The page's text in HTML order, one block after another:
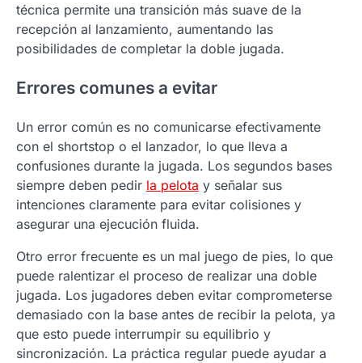
técnica permite una transición más suave de la
recepción al lanzamiento, aumentando las
posibilidades de completar la doble jugada.
Errores comunes a evitar
Un error común es no comunicarse efectivamente
con el shortstop o el lanzador, lo que lleva a
confusiones durante la jugada. Los segundos bases
siempre deben pedir la pelota y señalar sus
intenciones claramente para evitar colisiones y
asegurar una ejecución fluida.
Otro error frecuente es un mal juego de pies, lo que
puede ralentizar el proceso de realizar una doble
jugada. Los jugadores deben evitar comprometerse
demasiado con la base antes de recibir la pelota, ya
que esto puede interrumpir su equilibrio y
sincronización. La práctica regular puede ayudar a